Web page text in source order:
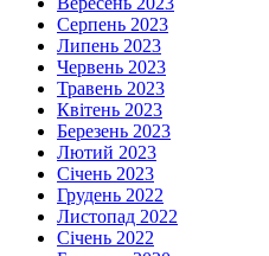
Серпень 2023
Липень 2023
Червень 2023
Травень 2023
Квітень 2023
Березень 2023
Лютий 2023
Січень 2023
Грудень 2022
Листопад 2022
Січень 2022